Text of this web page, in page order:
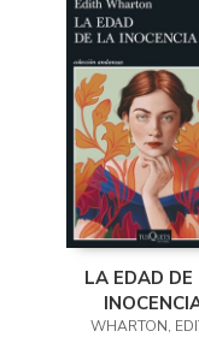
LA EDAD DE
WHARTON,